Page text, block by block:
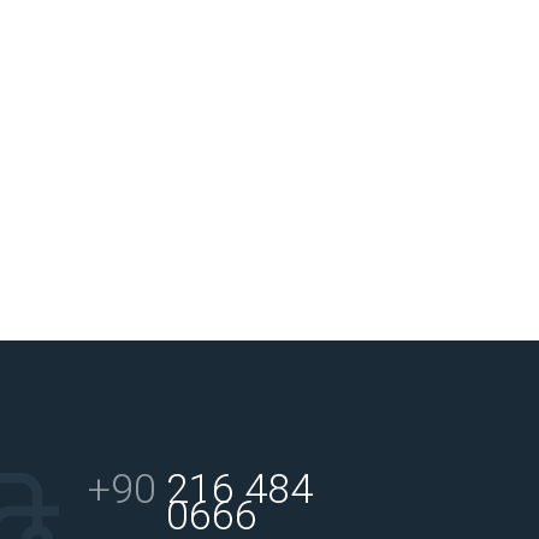
+90 216 484
0666